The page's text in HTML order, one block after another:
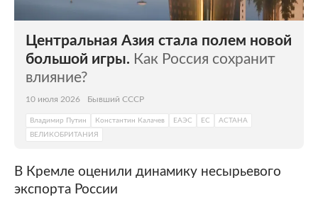
Центральная Азия стала полем новой
большой игры. Как Россия сохранит
влияние?
10 июля 2026 Бывший СССР
Владимир Путин Константин Калачев ЕАЭС ЕС
АСТАНА
ВЕЛИКОБРИТАНИЯ
В Кремле оценили динамику несырьевого
экспорта России